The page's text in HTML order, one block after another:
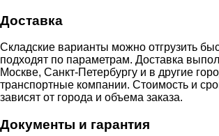
Доставка
Складские варианты можно отгрузить
подходят по параметрам. Доставка
Москве, Санкт-Петербургу и в другие
транспортные компании. Стоимость и
зависят от города и объема заказа.
Документы и гарантия